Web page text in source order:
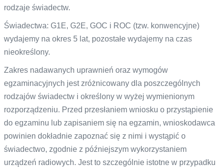
rodzaje świadectw.
Świadectwa: G1E, G2E, GOC i ROC (tzw. konwencyjne)
wydajemy na okres 5 lat, pozostałe wydajemy na czas
nieokreślony.
Zakres nadawanych uprawnień oraz wymogów
egzaminacyjnych jest zróżnicowany dla poszczególnych
rodzajów świadectw i określony w wyżej wymienionym
rozporządzeniu. Przed przesłaniem wniosku o przystąpienie
do egzaminu lub zapisaniem się na egzamin, wnioskodawca
powinien dokładnie zapoznać się z nimi i wystąpić o
świadectwo, zgodnie z późniejszym wykorzystaniem
urządzeń radiowych. Jest to szczególnie istotne w przypadku